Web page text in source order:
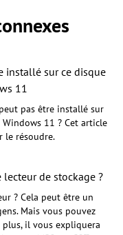
installé sur ce disque
11
pas être installé sur
11 ? Cet article
le résoudre.
de stockage ?
? Cela peut être un
Mais vous pouvez
il vous expliquera